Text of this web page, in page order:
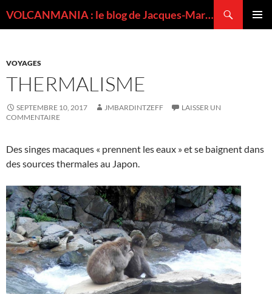
VOLCANMANIA : le blog de Jacques-Marie BARDINTZEFF, volcanologue
VOYAGES
THERMALISME
SEPTEMBRE 10, 2017 JMBARDINTZEFF
LAISSER UN
COMMENTAIRE
Des singes macaques « prennent les eaux » et se baignent dans
des sources thermales au Japon.